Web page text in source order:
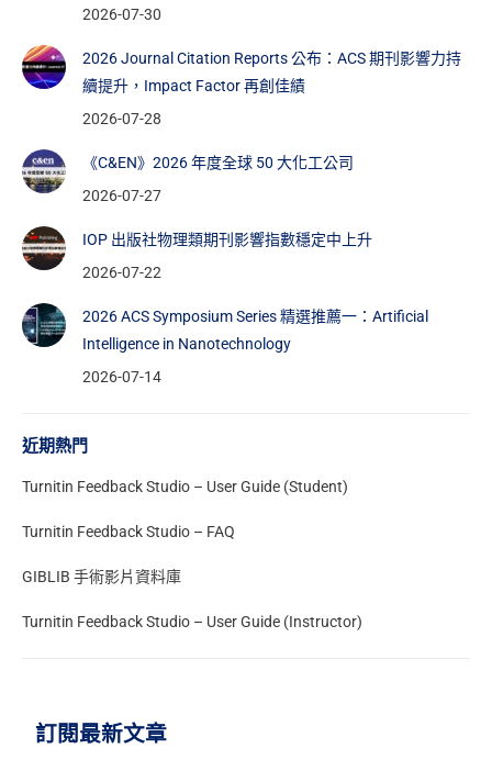
2026-07-30
2026 Journal Citation Reports 公布：ACS 期刊影響力持
續提升，Impact Factor 再創佳績
2026-07-28
《C&EN》2026 年度全球 50 大化工公司
2026-07-27
IOP 出版社物理類期刊影響指數穩定中上升
2026-07-22
2026 ACS Symposium Series 精選推薦一：Artificial
Intelligence in Nanotechnology
2026-07-14
近期熱門
Turnitin Feedback Studio – User Guide (Student)
Turnitin Feedback Studio – FAQ
GIBLIB 手術影片資料庫
Turnitin Feedback Studio – User Guide (Instructor)
訂閱最新文章